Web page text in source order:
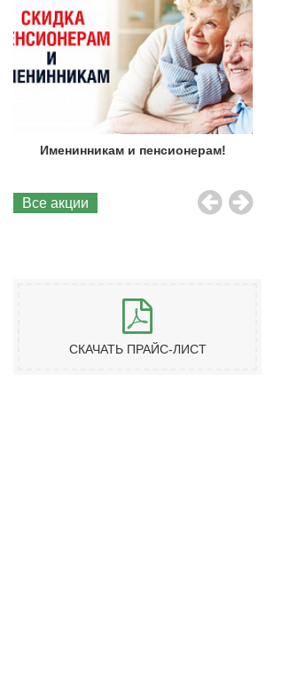
Именинникам и пенсионерам!
Все акции
СКАЧАТЬ ПРАЙС-ЛИСТ